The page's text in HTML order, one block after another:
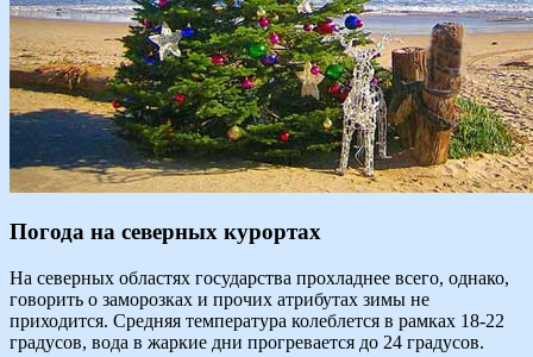
Погода на северных курортах
На северных областях государства прохладнее всего, однако,
говорить о заморозках и прочих атрибутах зимы не
приходится. Средняя температура колеблется в рамках 18-22
градусов, вода в жаркие дни прогревается до 24 градусов.